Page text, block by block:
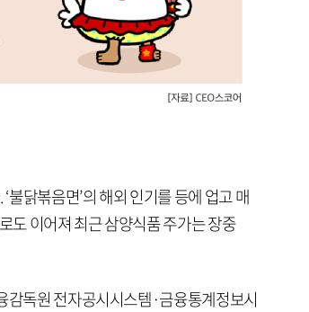
닭볶음면’의 해외 인기를 등에 업고 매
도 이어져 최근 삼양식품 주가는 장중
감독원 전자공시시스템·금융통계정보시